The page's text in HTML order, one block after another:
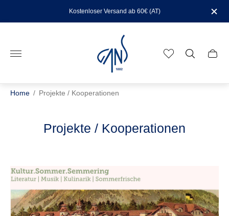
Kostenloser Versand ab 60€ (AT)
Store
logo"
Cart
Home / Projekte / Kooperationen
Projekte / Kooperationen